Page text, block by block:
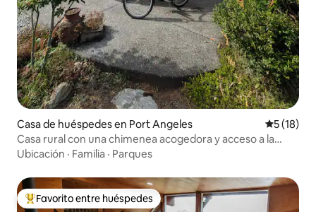
Casa de huéspedes en Port Angeles
5 (18)
Casa rural con una chimenea acogedora y acceso a la
playa cercana
Ubicación · Familia · Parques
Favorito entre los huéspedes más destacados
Favorito entre huéspedes